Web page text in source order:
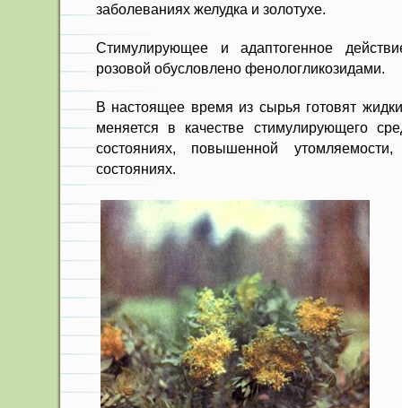
заболеваниях желудка и золо­тухе.
Стимулирующее и адаптогенное
розовой обусловлено фенологликозидами.
В настоящее время из сырья го­товят
меняется в качестве стимулирующего
состояниях, повышенной утомляемости,
состояниях.